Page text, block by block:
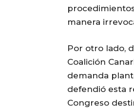
manera
Por otro lado,
Coalición
demanda
defendió esta
Congreso